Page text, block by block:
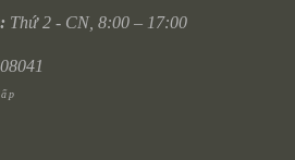
Thứ 2 - CN, 8:00 – 17:00